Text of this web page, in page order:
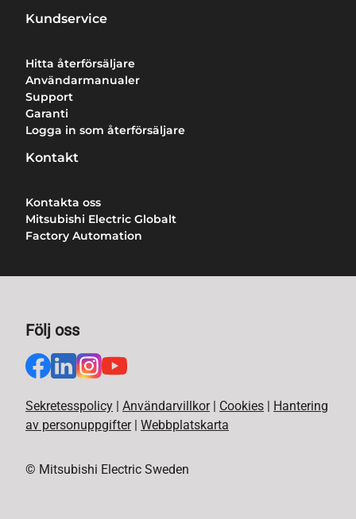
Kundservice
Hitta återförsäljare
Användarmanualer
Support
Garanti
Logga in som återförsäljare
Kontakt
Kontakta oss
Mitsubishi Electric Globalt
Factory Automation
Följ oss
Sekretesspolicy | Användarvillkor | Cookies | Hantering
av personuppgifter | Webbplatskarta
© Mitsubishi Electric Sweden